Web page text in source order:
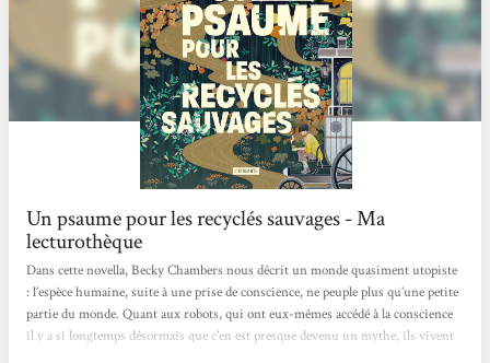
Un psaume pour les recyclés sauvages - Ma
lecturothèque
Dans cette novella, Becky Chambers nous décrit un monde quasiment utopiste
: l’espèce humaine, suite à une prise de conscience, ne peuple plus qu’une petite
partie du monde. Quant aux robots, qui ont eux-mêmes accédé à la conscience
il y a si longtemps désormais que c’en est presque devenu un mythe, ils vivent